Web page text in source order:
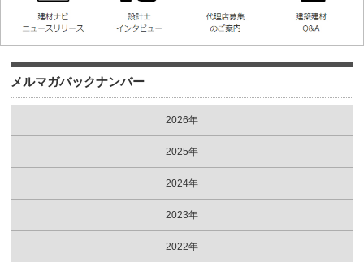
メルマガバックナンバー
2026年
2025年
2024年
2023年
2022年